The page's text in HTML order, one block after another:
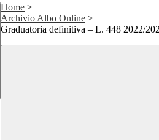
Home >
Archivio Albo Online >
Graduatoria definitiva – L. 448 2022/